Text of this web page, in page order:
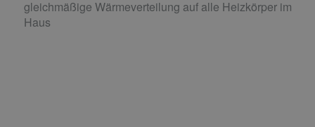
gleichmäßige Wärmeverteilung auf alle Heizkörper im
Haus